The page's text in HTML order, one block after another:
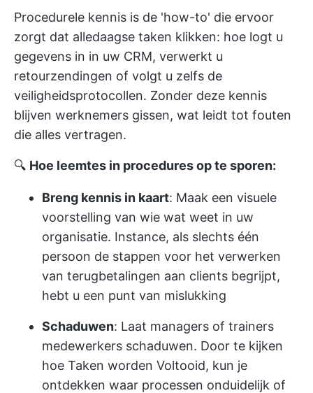
Procedurele kennis is de 'how-to' die ervoor
zorgt dat alledaagse taken klikken: hoe logt u
gegevens in in uw CRM, verwerkt u
retourzendingen of volgt u zelfs de
veiligheidsprotocollen. Zonder deze kennis
blijven werknemers gissen, wat leidt tot fouten
die alles vertragen.
🔍 Hoe leemtes in procedures op te sporen:
Breng kennis in kaart: Maak een visuele
voorstelling van wie wat weet in uw
organisatie. Instance, als slechts één
persoon de stappen voor het verwerken
van terugbetalingen aan clients begrijpt,
hebt u een punt van mislukking
Schaduwen: Laat managers of trainers
medewerkers schaduwen. Door te kijken
hoe Taken worden Voltooid, kun je
ontdekken waar processen onduidelijk of